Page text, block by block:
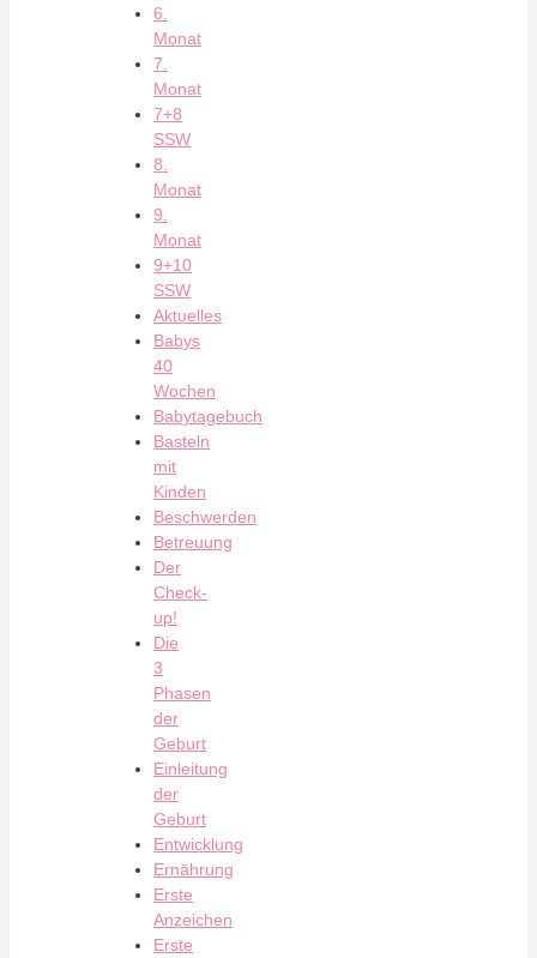
6.
Monat
7.
Monat
7+8
SSW
8.
Monat
9.
Monat
9+10
SSW
Aktuelles
Babys
40
Wochen
Babytagebuch
Basteln
mit
Kinden
Beschwerden
Betreuung
Der
Check-
up!
Die
3
Phasen
der
Geburt
Einleitung
der
Geburt
Entwicklung
Ernährung
Erste
Anzeichen
Erste